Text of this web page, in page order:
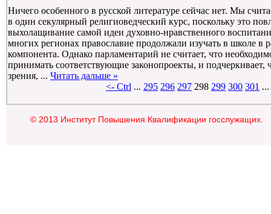
Ничего особенного в русской литературе сейчас нет. Мы
в один секулярный религиоведческий курс, поскольку это
выхолащивание самой идеи духовно-нравственного
многих регионах православие продолжали изучать в школе в
компонента. Однако парламентарий не считает, что
принимать соответствующие законопроекты, и подчеркивает,
зрения, ... Читать дальше »
<- Ctrl ... 295 296 297 298 299 300 301 ...
© 2013 Институт Повышения Квалификации госслужащих.